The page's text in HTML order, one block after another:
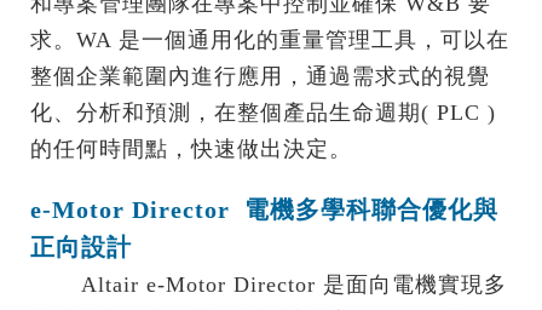
求。WA 是一個通用化的重量管理工具，可以在
整個企業範圍內進行應用，通過需求式的視覺
化、分析和預測，在整個產品生命週期( PLC )
的任何時間點，快速做出決定。
e-Motor Director 電機多學科聯合優化與
正向設計
Altair e-Motor Director 是面向電機實現多